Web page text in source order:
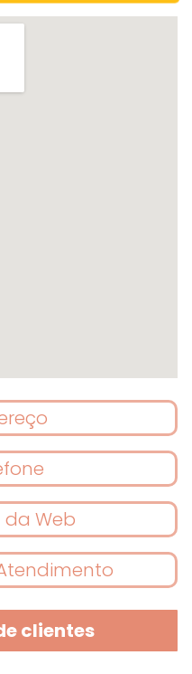
Web
clientes